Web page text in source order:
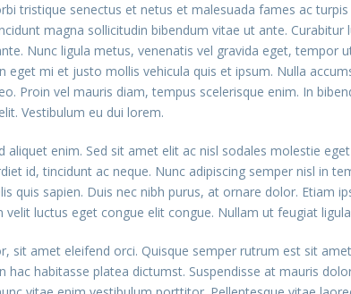
tristique senectus et netus et malesuada fames ac
magna sollicitudin bibendum vitae ut ante.
Nunc ligula metus, venenatis vel gravida eget, tempor
eget mi et justo mollis vehicula quis et ipsum. Nulla
Proin vel mauris diam, tempus scelerisque enim. In
Vestibulum eu dui lorem.
aliquet enim. Sed sit amet elit ac nisl sodales molestie
id, tincidunt ac neque. Nunc adipiscing semper nisl in
quis sapien. Duis nec nibh purus, at ornare dolor. Etiam
velit luctus eget congue elit congue. Nullam ut feugiat
sit amet eleifend orci. Quisque semper rutrum est sit
hac habitasse platea dictumst. Suspendisse at mauris